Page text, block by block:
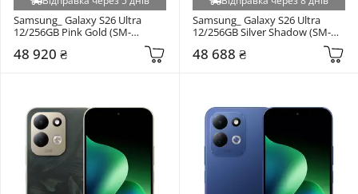
Samsung_ Galaxy S26 Ultra
12/256GB Pink Gold (SM-
48 920 ₴
Samsung_ Galaxy S26 Ultra
12/256GB Silver Shadow (SM-
48 688 ₴